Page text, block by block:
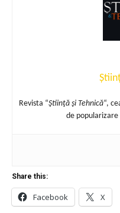
Revista “Ştiinţă şi Tehnică“,
de
Share this:
Facebook X